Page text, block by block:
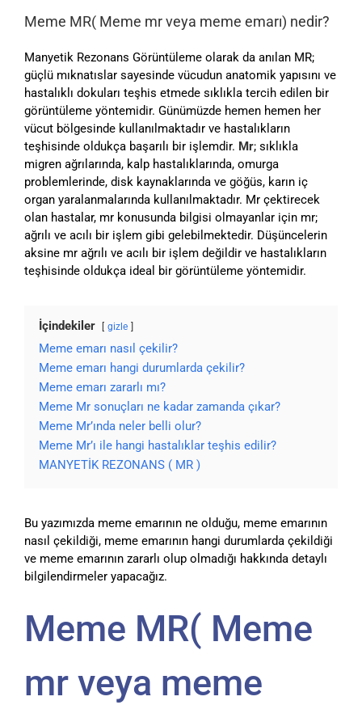
Meme MR( Meme mr veya meme emarı) nedir?
Manyetik Rezonans Görüntüleme olarak da anılan MR;
güçlü mıknatıslar sayesinde vücudun anatomik yapısını ve
hastalıklı dokuları teşhis etmede sıklıkla tercih edilen bir
görüntüleme yöntemidir. Günümüzde hemen hemen her
vücut bölgesinde kullanılmaktadır ve hastalıkların
teşhisinde oldukça başarılı bir işlemdir. Mr; sıklıkla
migren ağrılarında, kalp hastalıklarında, omurga
problemlerinde, disk kaynaklarında ve göğüs, karın iç
organ yaralanmalarında kullanılmaktadır. Mr çektirecek
olan hastalar, mr konusunda bilgisi olmayanlar için mr;
ağrılı ve acılı bir işlem gibi gelebilmektedir. Düşüncelerin
aksine mr ağrılı ve acılı bir işlem değildir ve hastalıkların
teşhisinde oldukça ideal bir görüntüleme yöntemidir.
İçindekiler gizle
Meme emarı nasıl çekilir?
Meme emarı hangi durumlarda çekilir?
Meme emarı zararlı mı?
Meme Mr sonuçları ne kadar zamanda çıkar?
Meme Mr’ında neler belli olur?
Meme Mr’ı ile hangi hastalıklar teşhis edilir?
MANYETİK REZONANS ( MR )
Bu yazımızda meme emarının ne olduğu, meme emarının
nasıl çekildiği, meme emarının hangi durumlarda çekildiği
ve meme emarının zararlı olup olmadığı hakkında detaylı
bilgilendirmeler yapacağız.
Meme MR( Meme
mr veya meme